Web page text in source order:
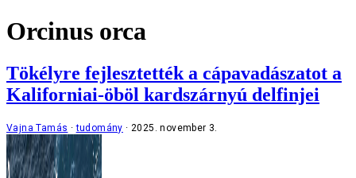
Orcinus orca
Tökélyre fejlesztették a cápavadászatot a
Kaliforniai-öböl kardszárnyú delfinjei
Vajna Tamás tudomány 2025. november 3.